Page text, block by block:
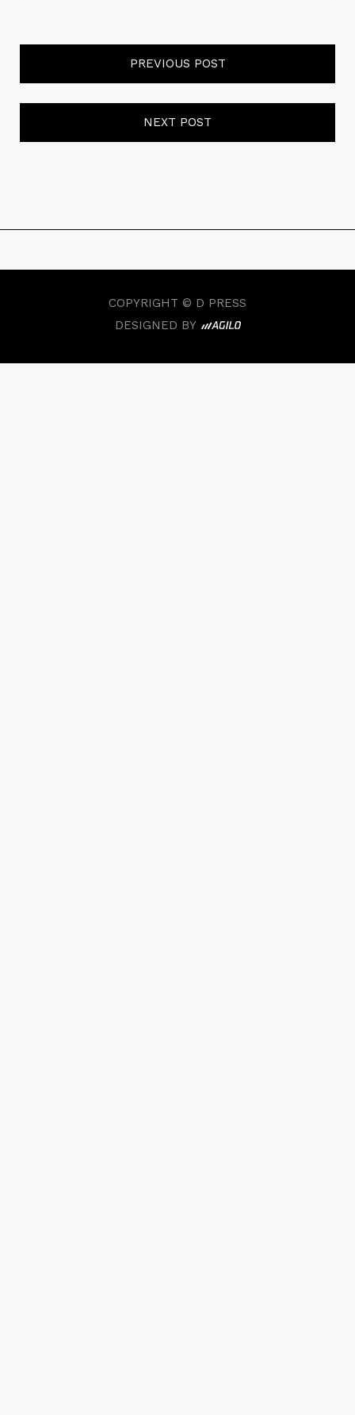
PREVIOUS POST
NEXT POST
COPYRIGHT © D PRESS
DESIGNED BY